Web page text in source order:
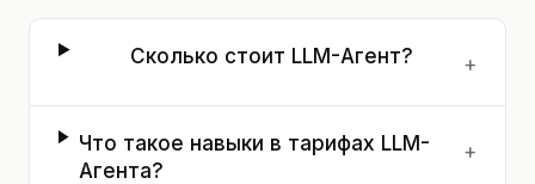
Сколько стоит LLM-Агент? +
Что такое навыки в тарифах LLM-
Агента?
+